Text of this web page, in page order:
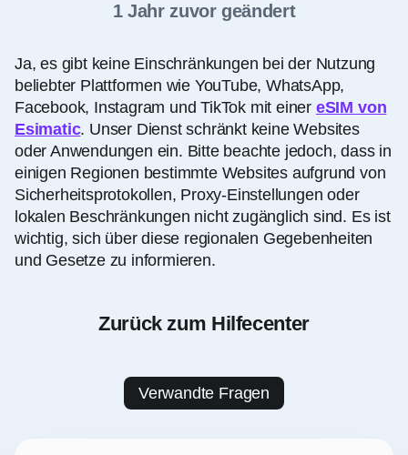
1 Jahr zuvor geändert
Ja, es gibt keine Einschränkungen bei der Nutzung
beliebter Plattformen wie YouTube, WhatsApp,
Facebook, Instagram und TikTok mit einer eSIM von
Esimatic. Unser Dienst schränkt keine Websites
oder Anwendungen ein. Bitte beachte jedoch, dass in
einigen Regionen bestimmte Websites aufgrund von
Sicherheitsprotokollen, Proxy-Einstellungen oder
lokalen Beschränkungen nicht zugänglich sind. Es ist
wichtig, sich über diese regionalen Gegebenheiten
und Gesetze zu informieren.
Zurück zum Hilfecenter
Verwandte Fragen